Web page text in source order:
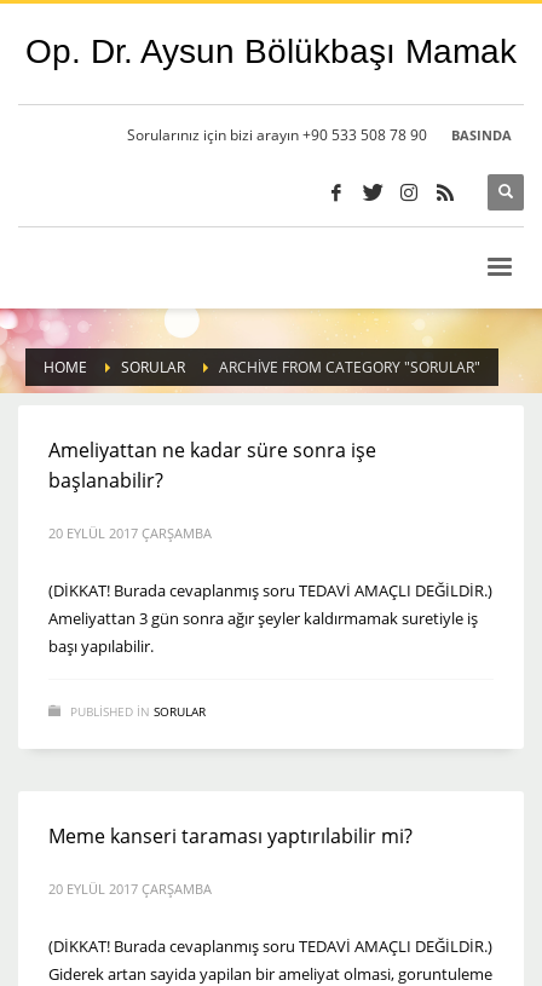
Op. Dr. Aysun Bölükbaşı Mamak
Sorularınız için bizi arayın +90 533 508 78 90 BASINDA
HOME SORULAR ARCHIVE FROM CATEGORY "SORULAR"
Ameliyattan ne kadar süre sonra işe
başlanabilir?
20 EYLÜL 2017 ÇARŞAMBA
(DİKKAT! Burada cevaplanmış soru TEDAVİ AMAÇLI DEĞİLDİR.)
Ameliyattan 3 gün sonra ağır şeyler kaldırmamak suretiyle iş
başı yapılabilir.
PUBLISHED IN SORULAR
Meme kanseri taraması yaptırılabilir mi?
20 EYLÜL 2017 ÇARŞAMBA
(DİKKAT! Burada cevaplanmış soru TEDAVİ AMAÇLI DEĞİLDİR.)
Giderek artan sayida yapilan bir ameliyat olmasi, goruntuleme